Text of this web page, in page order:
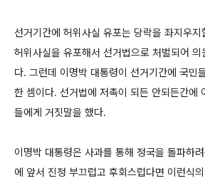
선거기간에 허위사실 유포는 당락을 좌지우
허위사실을 유포해서 선거법으로 처벌되어
다. 그런데 이명박 대통령이 선거기간에 국민
한 셈이다. 선거법에 저촉이 되든 안되든간에
들에게 거짓말을 했다.
이명박 대통령은 사과를 통해 정국을 돌파하
에 앞서 진정 부끄럽고 후회스럽다면 이런식